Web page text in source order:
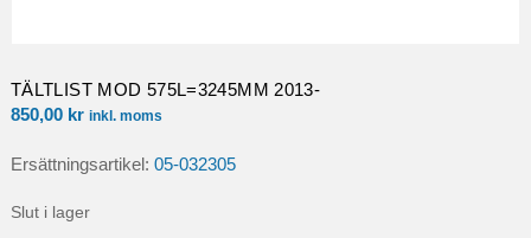
TÄLTLIST MOD 575L=3245MM 2013-
850,00 kr inkl. moms
Ersättningsartikel: 05-032305
Slut i lager